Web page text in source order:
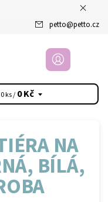
petto@petto.cz
0 ks / 0 Kč
NA
BÍLÁ,